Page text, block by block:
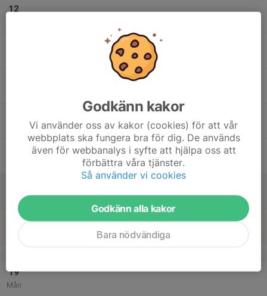
12
19
Mån
Godkänn kakor
Vi använder oss av kakor (cookies) för att vår
webbplats ska fungera bra för dig. De används
även för webbanalys i syfte att hjälpa oss att
förbättra våra tjänster.
Så använder vi cookies
Godkänn alla kakor
Bara nödvändiga